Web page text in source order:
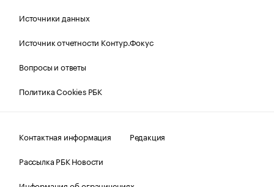
Источники данных
Источник отчетности Контур.Фокус
Вопросы и ответы
Политика Cookies РБК
Контактная информация
Редакция
Рассылка РБК Новости